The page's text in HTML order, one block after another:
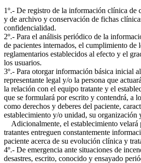
1º.- De registro de la información clínica de
y de archivo y conservación de fichas
confidencialidad.
2º.- Para el análisis periódico de la
de pacientes internados, el cumplimiento de
reglamentarios establecidos al efecto y el
los usuarios.
3º.- Para otorgar información básica inicial
representante legal y/o la persona que
la relación con el equipo tratante y el
que se formulará por escrito y contendrá, a
como derechos y deberes del paciente,
establecimiento y/o unidad, su organización
Adicionalmente, el establecimiento velará
tratantes entreguen constantemente
paciente acerca de su evolución clínica y
4º.- De emergencia ante situaciones de
desastres, escrito, conocido y ensayado